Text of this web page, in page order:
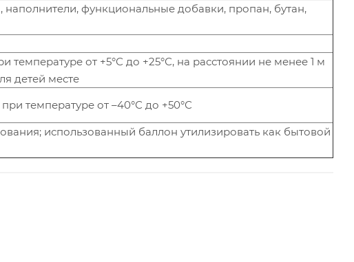
наполнители, функциональные добавки, пропан, бутан,
от +5°С до +25°С, на расстоянии не менее 1 м
детей месте
температуре от –40°С до +50°С
использованный баллон утилизировать как бытовой